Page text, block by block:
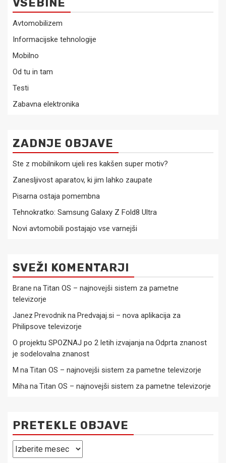
VSEBINE
Avtomobilizem
Informacijske tehnologije
Mobilno
Od tu in tam
Testi
Zabavna elektronika
ZADNJE OBJAVE
Ste z mobilnikom ujeli res kakšen super motiv?
Zanesljivost aparatov, ki jim lahko zaupate
Pisarna ostaja pomembna
Tehnokratko: Samsung Galaxy Z Fold8 Ultra
Novi avtomobili postajajo vse varnejši
SVEŽI KOMENTARJI
Brane naTitan OS – najnovejši sistem za pametne
televizorje
Janez Prevodnikna Predvajaj.si – nova aplikacija za
Philipsove televizorje
O projektu SPOZNAJ po 2 letih izvajanjanaOdprta znanost
je sodelovalna znanost
M naTitan OS – najnovejši sistem za pametne televizorje
MihanaTitan OS – najnovejši sistem za pametne televizorje
PRETEKLE OBJAVE
Pretekle
objave